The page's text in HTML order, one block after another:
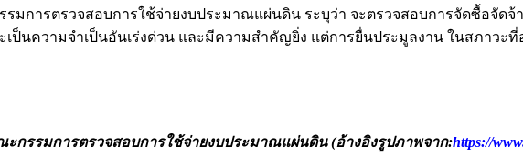
รมการตรวจสอบการใช้จ่ายงบประมาณแผ่นดิน ระบุว่า จะตรวจสอบการจัดซื้อจัด
เป็นความจำเป็นอันเร่งด่วน และมีความสำคัญยิ่ง แต่การยื่นประมูลงาน ในสภาวะ
ะกรรมการตรวจสอบการใช้จ่ายงบประมาณแผ่นดิน (อ้างอิงรูปภาพจาก:https://